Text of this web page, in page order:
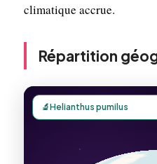
climatique accrue.
Répartition